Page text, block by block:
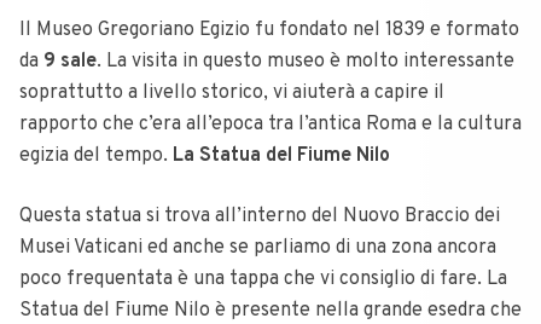
Il Museo Gregoriano Egizio fu fondato nel 1839 e formato
da 9 sale. La visita in questo museo è molto interessante
soprattutto a livello storico, vi aiuterà a capire il
rapporto che c’era all’epoca tra l’antica Roma e la cultura
egizia del tempo. La Statua del Fiume Nilo
Questa statua si trova all’interno del Nuovo Braccio dei
Musei Vaticani ed anche se parliamo di una zona ancora
poco frequentata è una tappa che vi consiglio di fare. La
Statua del Fiume Nilo è presente nella grande esedra che